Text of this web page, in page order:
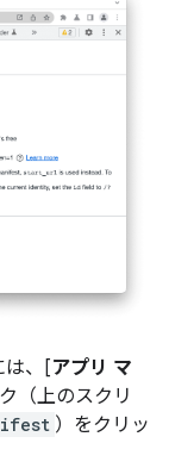
は、[アプリ マ
（上のスクリ
）をクリッ